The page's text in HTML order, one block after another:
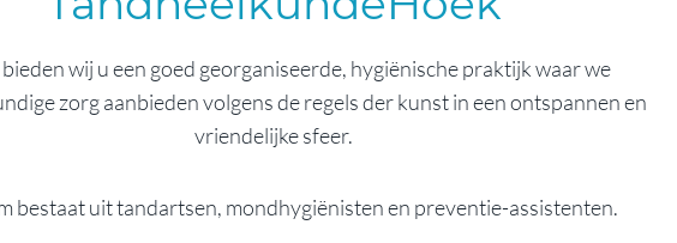
bieden wij u een goed georganiseerde, hygiënische praktijk waar we
zorg aanbieden volgens de regels der kunst in een ontspannen en
vriendelijke sfeer.
bestaat uit tandartsen, mondhygiënisten en preventie-assistenten.